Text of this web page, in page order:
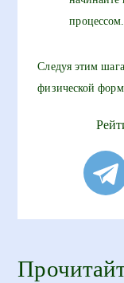
процессом.
Следуя этим
физической